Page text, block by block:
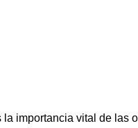
la importancia vital de las